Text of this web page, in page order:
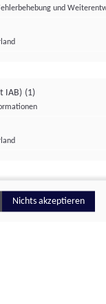
und
IAB) (1)
Nichts akzeptieren